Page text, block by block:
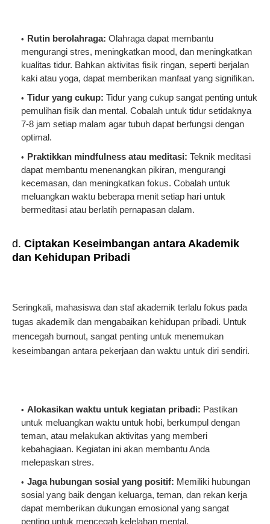
Rutin berolahraga: Olahraga dapat membantu
mengurangi stres, meningkatkan mood, dan meningkatkan
kualitas tidur. Bahkan aktivitas fisik ringan, seperti berjalan
kaki atau yoga, dapat memberikan manfaat yang signifikan.
Tidur yang cukup: Tidur yang cukup sangat penting untuk
pemulihan fisik dan mental. Cobalah untuk tidur setidaknya
7-8 jam setiap malam agar tubuh dapat berfungsi dengan
optimal.
Praktikkan mindfulness atau meditasi: Teknik meditasi
dapat membantu menenangkan pikiran, mengurangi
kecemasan, dan meningkatkan fokus. Cobalah untuk
meluangkan waktu beberapa menit setiap hari untuk
bermeditasi atau berlatih pernapasan dalam.
d. Ciptakan Keseimbangan antara Akademik
dan Kehidupan Pribadi
Seringkali, mahasiswa dan staf akademik terlalu fokus pada
tugas akademik dan mengabaikan kehidupan pribadi. Untuk
mencegah burnout, sangat penting untuk menemukan
keseimbangan antara pekerjaan dan waktu untuk diri sendiri.
Alokasikan waktu untuk kegiatan pribadi: Pastikan
untuk meluangkan waktu untuk hobi, berkumpul dengan
teman, atau melakukan aktivitas yang memberi
kebahagiaan. Kegiatan ini akan membantu Anda
melepaskan stres.
Jaga hubungan sosial yang positif: Memiliki hubungan
sosial yang baik dengan keluarga, teman, dan rekan kerja
dapat memberikan dukungan emosional yang sangat
penting untuk mencegah kelelahan mental.